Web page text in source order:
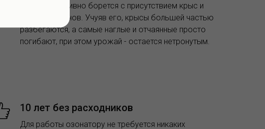
Озон эффективно борется с присутствием крыс и
других грызунов. Учуяв его, крысы большей частью
разбегаются, а самые наглые и отчаянные просто
погибают, при этом урожай - остается нетронутым.
10 лет без расходников
Для работы озонатору не требуется никаких